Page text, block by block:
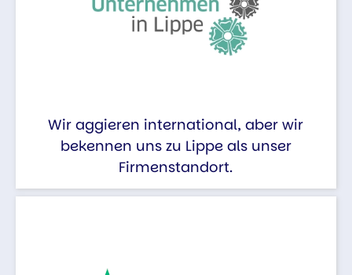
Wir aggieren international, aber wir
bekennen uns zu Lippe als unser
Firmenstandort.